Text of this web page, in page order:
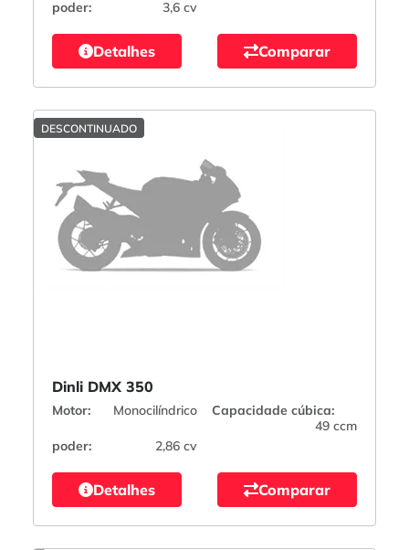
poder:
3,6 cv
Detalhes Comparar
DESCONTINUADO
Dinli DMX 350
Motor: Monocilíndrico
Capacidade cúbica:
49 ccm
poder:
2,86 cv
Detalhes Comparar